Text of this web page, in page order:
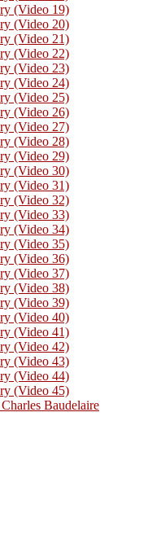
(Video 19)
(Video 20)
(Video 21)
(Video 22)
(Video 23)
(Video 24)
(Video 25)
(Video 26)
(Video 27)
(Video 28)
(Video 29)
(Video 30)
(Video 31)
(Video 32)
(Video 33)
(Video 34)
(Video 35)
(Video 36)
(Video 37)
(Video 38)
(Video 39)
(Video 40)
(Video 41)
(Video 42)
(Video 43)
(Video 44)
(Video 45)
Baudelaire